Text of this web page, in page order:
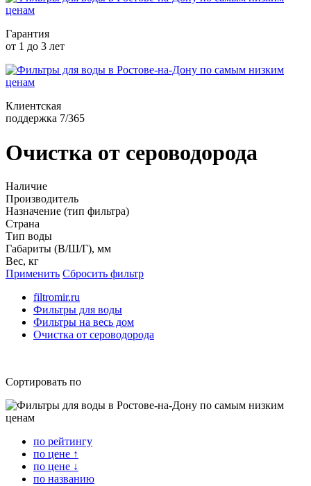
Гарантия
от 1 до 3 лет
Клиентская
поддержка 7/365
Очистка от сероводорода
Наличие
Производитель
Назначение (тип фильтра)
Страна
Тип воды
Габариты (В/Ш/Г), мм
Вес, кг
Применить Сбросить фильтр
filtromir.ru
Фильтры для воды
Фильтры на весь дом
Очистка от сероводорода
Сортировать по
по рейтингу
по цене ↑
по цене ↓
по названию